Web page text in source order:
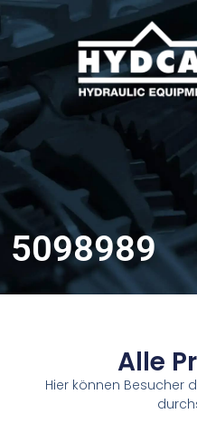
5098989
Alle
Hier können Besucher